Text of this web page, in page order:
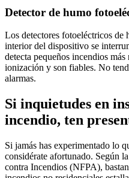
Detector de humo
Los detectores fotoeléctricos de
interior del dispositivo se
detecta pequeños incendios
ionización y son fiables. No
alarmas.
Si inquietudes en
incendio, ten
Si jamás has experimentado lo
considérate afortunado. Según
contra Incendios (NFPA),